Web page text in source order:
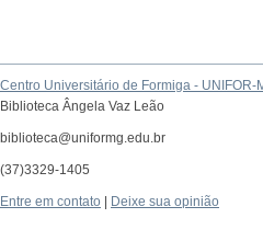
Centro Universitário de Formiga - UNIFOR-
Biblioteca Ângela Vaz Leão
biblioteca@uniformg.edu.br
(37)3329-1405
Entre em contato Deixe sua opinião